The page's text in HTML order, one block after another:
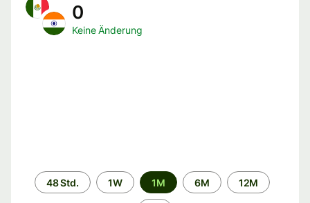
0
Keine Änderung
Zeitraum
48 Std. 1W 1M 6M 12M